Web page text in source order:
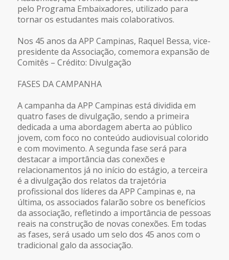
pelo Programa Embaixadores, utilizado para
tornar os estudantes mais colaborativos.
Nos 45 anos da APP Campinas, Raquel Bessa, vice-
presidente da Associação, comemora expansão de
Comitês – Crédito: Divulgação
FASES DA CAMPANHA
A campanha da APP Campinas está dividida em
quatro fases de divulgação, sendo a primeira
dedicada a uma abordagem aberta ao público
jovem, com foco no conteúdo audiovisual colorido
e com movimento. A segunda fase será para
destacar a importância das conexões e
relacionamentos já no início do estágio, a terceira
é a divulgação dos relatos da trajetória
profissional dos líderes da APP Campinas e, na
última, os associados falarão sobre os benefícios
da associação, refletindo a importância de pessoas
reais na construção de novas conexões. Em todas
as fases, será usado um selo dos 45 anos com o
tradicional galo da associação.